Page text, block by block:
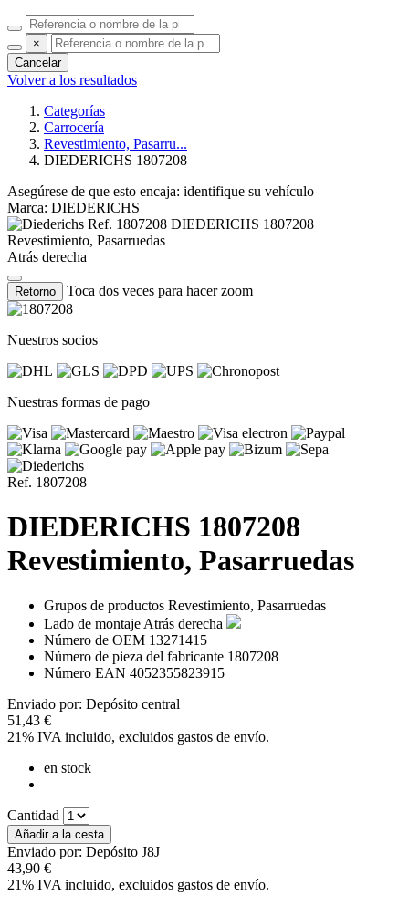
×
Cancelar
Volver a los resultados
Categorías
Carrocería
Revestimiento, Pasarru...
DIEDERICHS 1807208
Asegúrese de que esto encaja: identifique su vehículo
Marca: DIEDERICHS
Ref. 1807208 DIEDERICHS 1807208
Revestimiento, Pasarruedas
Atrás derecha
Retorno Toca dos veces para hacer zoom
Nuestros socios
Nuestras formas de pago
Ref. 1807208
DIEDERICHS 1807208
Revestimiento, Pasarruedas
Grupos de productos Revestimiento, Pasarruedas
Lado de montaje Atrás derecha
Número de OEM 13271415
Número de pieza del fabricante 1807208
Número EAN 4052355823915
Enviado por: Depósito central
51,43 €
21% IVA incluido, excluidos gastos de envío.
en stock
Cantidad
Añadir a la cesta
Enviado por: Depósito J8J
43,90 €
21% IVA incluido, excluidos gastos de envío.